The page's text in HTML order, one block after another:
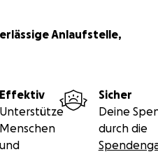
Anlaufstelle,
Effektiv
Unterstütze
Menschen
und
Sicher
Deine
durch die